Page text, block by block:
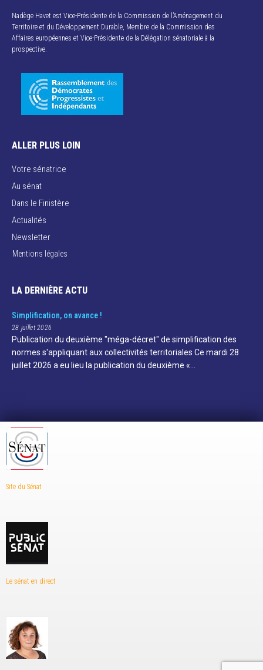
Nadège Havet est Vice-Présidente de la Commission de l’Aménagement du
Territoire et du Développement Durable, Membre de la Commission des
Affaires européennes et Vice-Présidente de la Délégation sénatoriale à la
prospective.
ALLER PLUS LOIN
Votre sénatrice
Au sénat
Dans le Finistère
Actualités
Newsletter
Mentions légales
LA DERNIÈRE ACTU
Simplification, on avance !
28 juillet 2026
Publication du deuxième "méga-décret" de simplification des
normes s'appliquant aux collectivités territoriales Ce mardi 28
juillet 2026 a eu lieu la publication du deuxième «…
Site du Sénat
Le sénat en direct